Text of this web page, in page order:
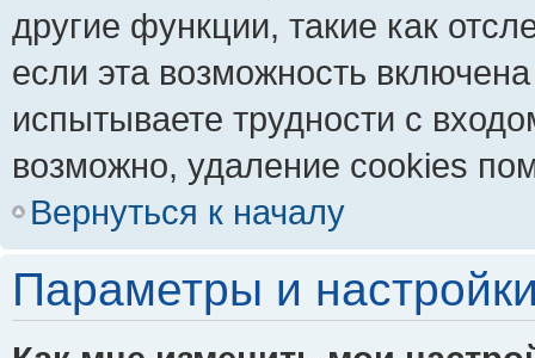
другие функции, такие как
если эта возможность
испытываете трудности с
возможно, удаление cookies
Вернуться к началу
Параметры и